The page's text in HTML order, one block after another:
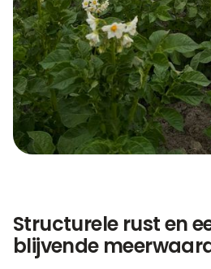
Structurele rust en
blijvende